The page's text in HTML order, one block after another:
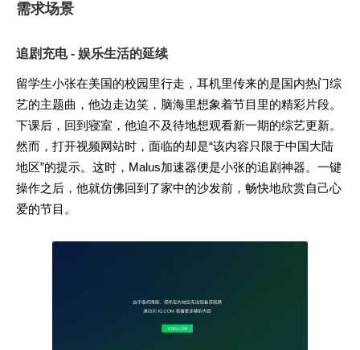
需求场景
追剧充电 - 娱乐生活的延续
留学生小张在美国的校园里行走，耳机里传来的是国内热门综
艺的主题曲，他边走边笑，脑海里想象着节目里的精彩片段。
下课后，回到寝室，他迫不及待地想观看新一期的综艺更新。
然而，打开视频网站时，面临的却是“该内容只限于中国大陆
地区”的提示。这时，Malus加速器便是小张的追剧神器。一键
操作之后，他就仿佛回到了家中的沙发前，畅快地欣赏自己心
爱的节目。